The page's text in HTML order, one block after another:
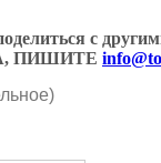
поделиться с
ПИШИТЕ